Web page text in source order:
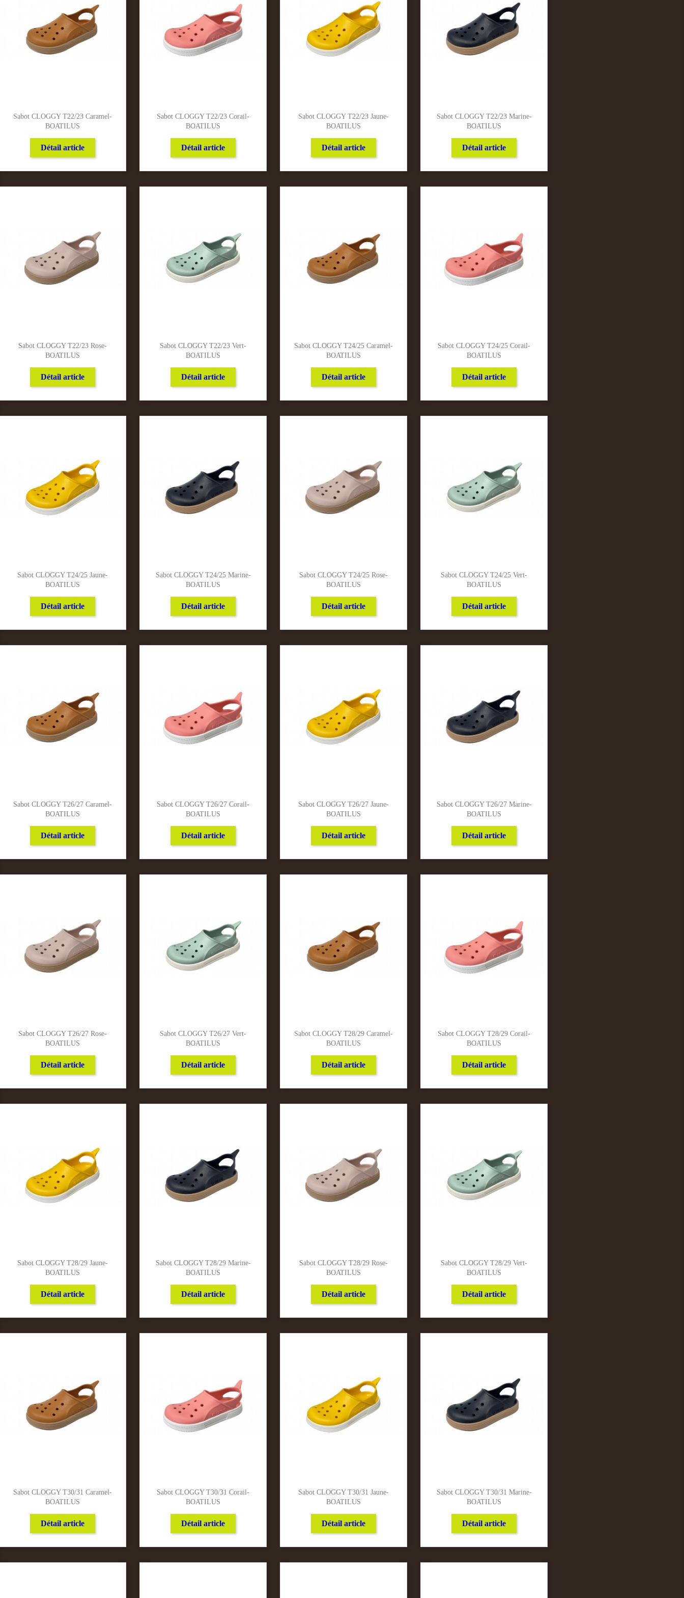
Sabot CLOGGY T22/23 Caramel-
BOATILUS
Détail article
Sabot CLOGGY T22/23 Corail-
BOATILUS
Détail article
Sabot CLOGGY T22/23 Jaune-
BOATILUS
Détail article
Sabot CLOGGY T22/23 Marine-
BOATILUS
Détail article
Sabot CLOGGY T22/23 Rose-
BOATILUS
Détail article
Sabot CLOGGY T22/23 Vert-
BOATILUS
Détail article
Sabot CLOGGY T24/25 Caramel-
BOATILUS
Détail article
Sabot CLOGGY T24/25 Corail-
BOATILUS
Détail article
Sabot CLOGGY T24/25 Jaune-
BOATILUS
Détail article
Sabot CLOGGY T24/25 Marine-
BOATILUS
Détail article
Sabot CLOGGY T24/25 Rose-
BOATILUS
Détail article
Sabot CLOGGY T24/25 Vert-
BOATILUS
Détail article
Sabot CLOGGY T26/27 Caramel-
BOATILUS
Détail article
Sabot CLOGGY T26/27 Corail-
BOATILUS
Détail article
Sabot CLOGGY T26/27 Jaune-
BOATILUS
Détail article
Sabot CLOGGY T26/27 Marine-
BOATILUS
Détail article
Sabot CLOGGY T26/27 Rose-
BOATILUS
Détail article
Sabot CLOGGY T26/27 Vert-
BOATILUS
Détail article
Sabot CLOGGY T28/29 Caramel-
BOATILUS
Détail article
Sabot CLOGGY T28/29 Corail-
BOATILUS
Détail article
Sabot CLOGGY T28/29 Jaune-
BOATILUS
Détail article
Sabot CLOGGY T28/29 Marine-
BOATILUS
Détail article
Sabot CLOGGY T28/29 Rose-
BOATILUS
Détail article
Sabot CLOGGY T28/29 Vert-
BOATILUS
Détail article
Sabot CLOGGY T30/31 Caramel-
BOATILUS
Détail article
Sabot CLOGGY T30/31 Corail-
BOATILUS
Détail article
Sabot CLOGGY T30/31 Jaune-
BOATILUS
Détail article
Sabot CLOGGY T30/31 Marine-
BOATILUS
Détail article